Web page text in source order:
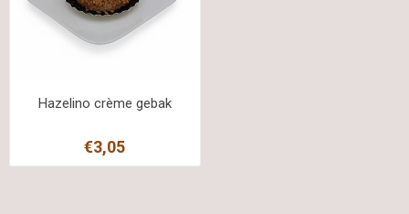
Hazelino crème gebak
€3,05